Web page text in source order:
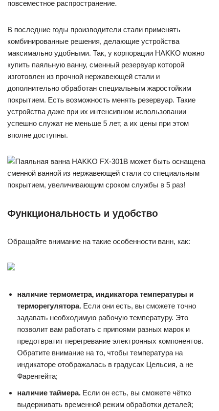
повсеместное распространение.
В последние годы производители стали применять
комбинированные решения, делающие устройства
максимально удобными. Так, у корпорации HAKKO можно
купить паяльную ванну, сменный резервуар которой
изготовлен из прочной нержавеющей стали и
дополнительно обработан специальным жаростойким
покрытием. Есть возможность менять резервуар. Такие
устройства даже при их интенсивном использовании
успешно служат не меньше 5 лет, а их цены при этом
вполне доступны.
Функциональность и удобство
Обращайте внимание на такие особенности ванн, как:
наличие термометра, индикатора температуры и
терморегулятора. Если они есть, вы сможете точно
задавать необходимую рабочую температуру. Это
позволит вам работать с припоями разных марок и
предотвратит перегревание электронных компонентов.
Обратите внимание на то, чтобы температура на
индикаторе отображалась в градусах Цельсия, а не
Фаренгейта;
наличие таймера. Если он есть, вы сможете чётко
выдерживать временной режим обработки деталей;